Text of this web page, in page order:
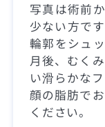
写真は術前
少ない方で
輪郭をシュ
月後、むく
い滑らかな
顔の脂肪で
ください。